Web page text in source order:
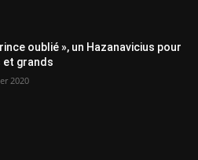
oublié », un Hazanavicius pour
et grands
2020